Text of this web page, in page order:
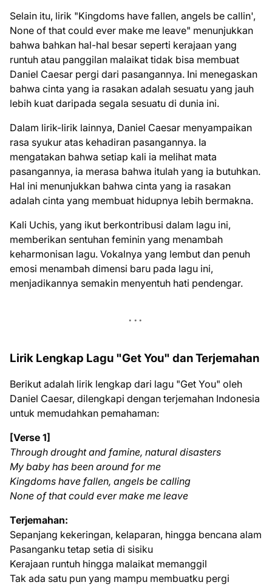
Selain itu, lirik "Kingdoms have fallen, angels be callin',
None of that could ever make me leave" menunjukkan
bahwa bahkan hal-hal besar seperti kerajaan yang
runtuh atau panggilan malaikat tidak bisa membuat
Daniel Caesar pergi dari pasangannya. Ini menegaskan
bahwa cinta yang ia rasakan adalah sesuatu yang jauh
lebih kuat daripada segala sesuatu di dunia ini.
Dalam lirik-lirik lainnya, Daniel Caesar menyampaikan
rasa syukur atas kehadiran pasangannya. Ia
mengatakan bahwa setiap kali ia melihat mata
pasangannya, ia merasa bahwa itulah yang ia butuhkan.
Hal ini menunjukkan bahwa cinta yang ia rasakan
adalah cinta yang membuat hidupnya lebih bermakna.
Kali Uchis, yang ikut berkontribusi dalam lagu ini,
memberikan sentuhan feminin yang menambah
keharmonisan lagu. Vokalnya yang lembut dan penuh
emosi menambah dimensi baru pada lagu ini,
menjadikannya semakin menyentuh hati pendengar.
Lirik Lengkap Lagu "Get You" dan Terjemahan
Berikut adalah lirik lengkap dari lagu "Get You" oleh
Daniel Caesar, dilengkapi dengan terjemahan Indonesia
untuk memudahkan pemahaman:
[Verse 1]
Through drought and famine, natural disasters
My baby has been around for me
Kingdoms have fallen, angels be calling
None of that could ever make me leave
Terjemahan:
Sepanjang kekeringan, kelaparan, hingga bencana alam
Pasanganku tetap setia di sisiku
Kerajaan runtuh hingga malaikat memanggil
Tak ada satu pun yang mampu membuatku pergi